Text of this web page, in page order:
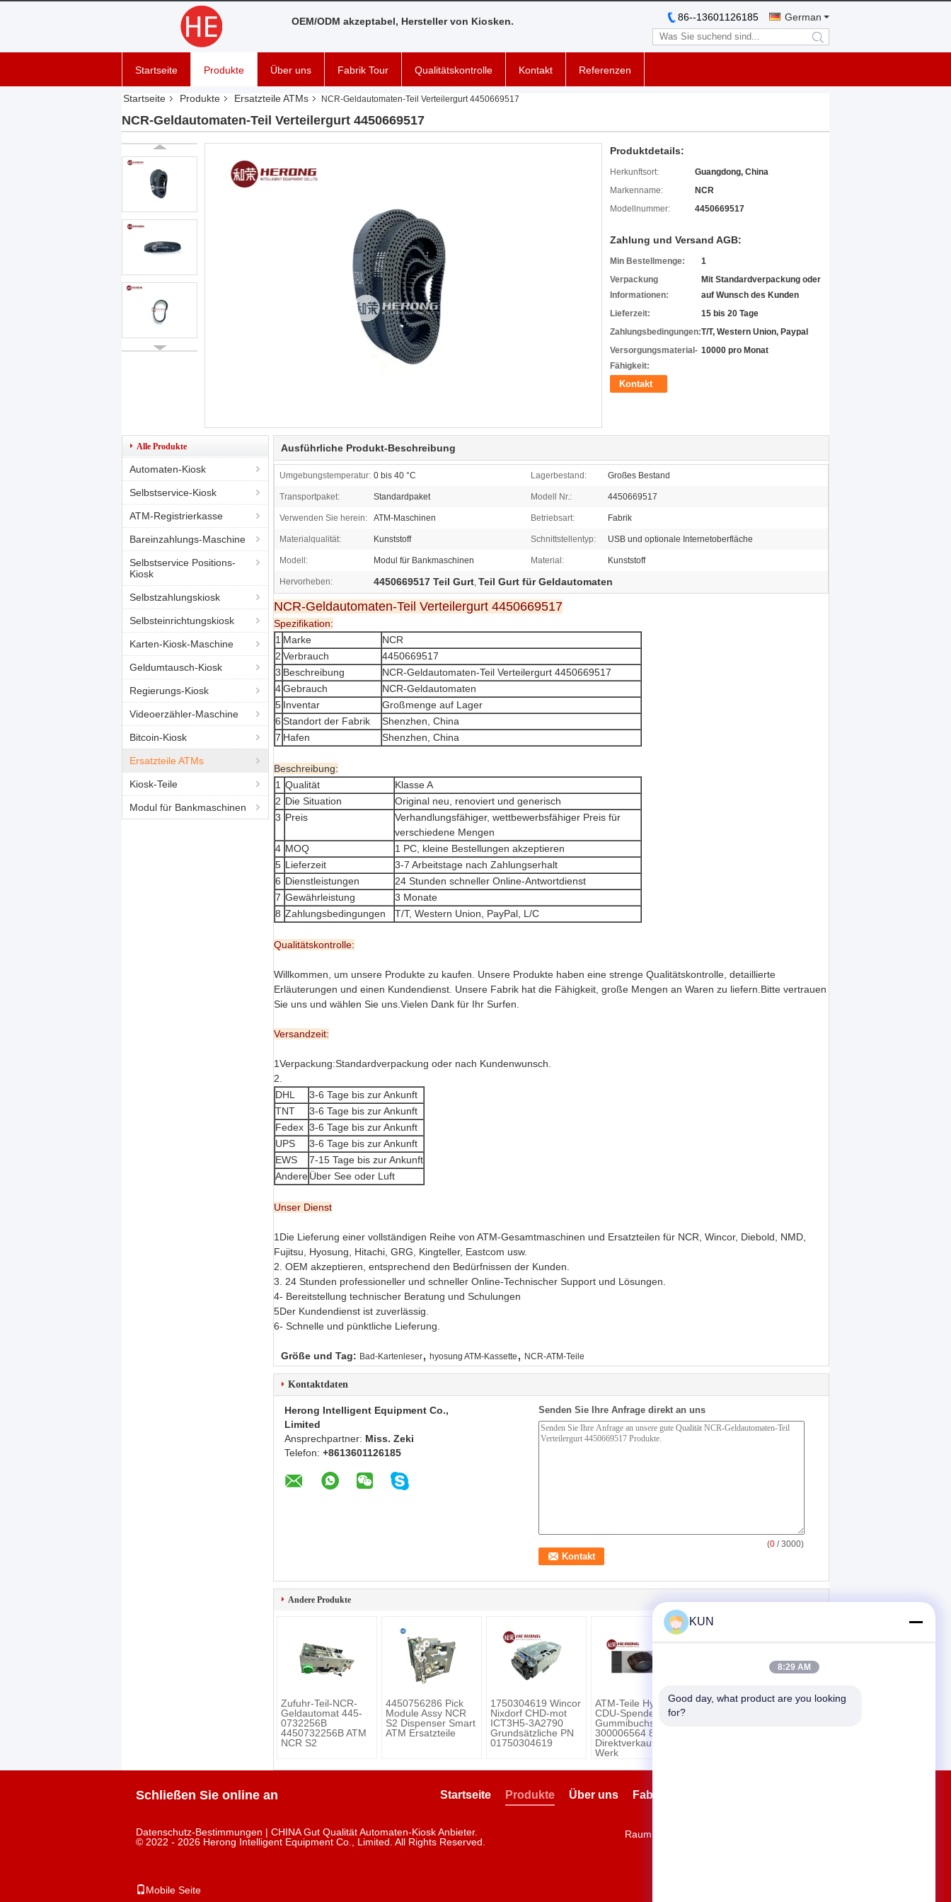
OEM/ODM akzeptabel, Hersteller von Kiosken. German
86--13601126185
search
Startseite Produkte Über uns Fabrik Tour Qualitätskontrolle Kontakt Referenzen
Startseite Produkte Ersatzteile ATMs NCR-Geldautomaten-Teil Verteilergurt 4450669517
NCR-Geldautomaten-Teil Verteilergurt 4450669517
Produktdetails:
Herkunftsort:
Guangdong, China
Markenname:
NCR
Modellnummer:
4450669517
Zahlung und Versand AGB:
Min Bestellmenge:
1
Verpackung
Informationen:
Mit Standardverpackung oder
auf Wunsch des Kunden
Lieferzeit:
15 bis 20 Tage
Zahlungsbedingungen:T/T, Western Union, Paypal
Versorgungsmaterial-
Fähigkeit:
10000 pro Monat
Kontakt
Alle Produkte
Automaten-Kiosk
Selbstservice-Kiosk
ATM-Registrierkasse
Bareinzahlungs-Maschine
Selbstservice Positions-
Kiosk
Selbstzahlungskiosk
Selbsteinrichtungskiosk
Karten-Kiosk-Maschine
Geldumtausch-Kiosk
Regierungs-Kiosk
Videoerzähler-Maschine
Bitcoin-Kiosk
Ersatzteile ATMs
Kiosk-Teile
Modul für Bankmaschinen
Ausführliche Produkt-Beschreibung
Umgebungstemperatur: 0 bis 40 °C Lagerbestand: Großes Bestand
Transportpaket: Standardpaket Modell Nr.: 4450669517
Verwenden Sie herein: ATM-Maschinen Betriebsart: Fabrik
Materialqualität: Kunststoff Schnittstellentyp: USB und optionale Internetoberfläche
Modell: Modul für Bankmaschinen Material: Kunststoff
Hervorheben: 4450669517 Teil Gurt, Teil Gurt für Geldautomaten
NCR-Geldautomaten-Teil Verteilergurt 4450669517
Spezifikation:
1 Marke
NCR
2 Verbrauch
4450669517
3 Beschreibung
NCR-Geldautomaten-Teil Verteilergurt 4450669517
4Gebrauch
NCR-Geldautomaten
5 Inventar
Großmenge auf Lager
6 Standort der Fabrik
Shenzhen, China
7 Hafen Shenzhen, China
Beschreibung:
1 Qualität
Klasse A
2 Die Situation
Original neu, renoviert und generisch
3 Preis
Verhandlungsfähiger, wettbewerbsfähiger Preis für
verschiedene Mengen
4 MOQ
1 PC, kleine Bestellungen akzeptieren
5 Lieferzeit
3-7 Arbeitstage nach Zahlungserhalt
6 Dienstleistungen
24 Stunden schneller Online-Antwortdienst
7 Gewährleistung
3 Monate
8 Zahlungsbedingungen T/T, Western Union, PayPal, L/C
Qualitätskontrolle:
Willkommen, um unsere Produkte zu kaufen. Unsere Produkte haben eine strenge Qualitätskontrolle, detaillierte
Erläuterungen und einen Kundendienst. Unsere Fabrik hat die Fähigkeit, große Mengen an Waren zu liefern.Bitte vertrauen
Sie uns und wählen Sie uns.Vielen Dank für Ihr Surfen.
Versandzeit:
1Verpackung:Standardverpackung oder nach Kundenwunsch.
2.
DHL
3-6 Tage bis zur Ankunft
TNT
3-6 Tage bis zur Ankunft
Fedex 3-6 Tage bis zur Ankunft
UPS
3-6 Tage bis zur Ankunft
EWS
7-15 Tage bis zur Ankunft
AndereÜber See oder Luft
Unser Dienst
1Die Lieferung einer vollständigen Reihe von ATM-Gesamtmaschinen und Ersatzteilen für NCR, Wincor, Diebold, NMD,
Fujitsu, Hyosung, Hitachi, GRG, Kingteller, Eastcom usw.
2. OEM akzeptieren, entsprechend den Bedürfnissen der Kunden.
3. 24 Stunden professioneller und schneller Online-Technischer Support und Lösungen.
4- Bereitstellung technischer Beratung und Schulungen
5Der Kundendienst ist zuverlässig.
6- Schnelle und pünktliche Lieferung.
Größe und Tag: Bad-Kartenleser, hyosung ATM-Kassette , NCR-ATM-Teile
Kontaktdaten
Herong Intelligent Equipment Co.,
Limited
Ansprechpartner: Miss. Zeki
Telefon: +8613601126185
Senden Sie Ihre Anfrage direkt an uns
(0 / 3000)
Andere Produkte
Zufuhr-Teil-NCR-
Geldautomat 445-
0732256B
4450732256B ATM
NCR S2
4450756286 Pick
Module Assy NCR
S2 Dispenser Smart
ATM Ersatzteile
1750304619 Wincor
Nixdorf CHD-mot
ICT3H5-3A2790
Grundsätzliche PN
01750304619
ATM-Teile Hyosung
CDU-Spender-
Gummibuchse
300006564 8×11×6
Direktverkauf ab
Werk
ATM-Teile Hyosung
Schließen Sie online an Fabrik Tour
Über uns
Produkte
Startseite
Datenschutz-Bestimmungen | CHINA Gut Qualität Automaten-Kiosk Anbieter.
© 2022 - 2026 Herong Intelligent Equipment Co., Limited. All Rights Reserved.
Raum 1901, Gebäude 9, Jingdong Dadao,
Mobile Seite
KUN
8:29 AM
Good day, what product are you looking
for?